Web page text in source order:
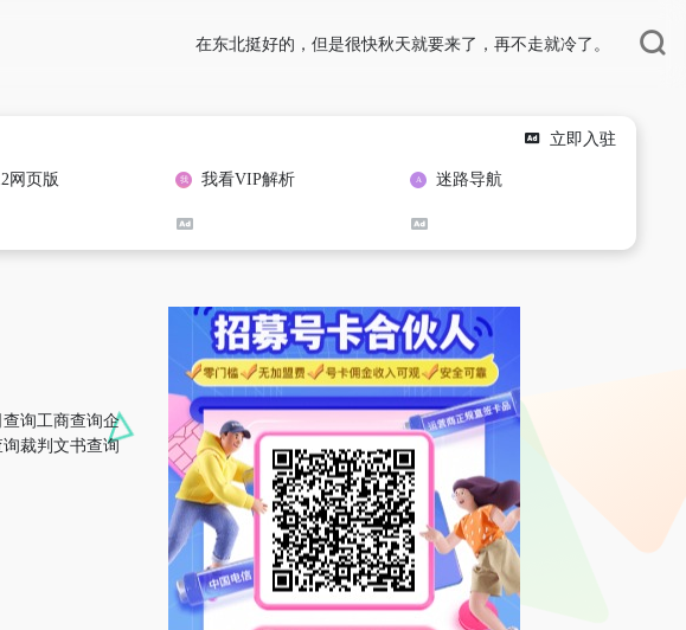
在东北挺好的，但是很快秋天就要来了，再不走就冷了。
立即入驻
网页版 我看VIP解析 迷路导航
询工商查询企
裁判文书查询